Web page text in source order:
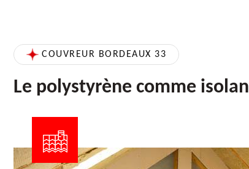
COUVREUR BORDEAUX 33
Le polystyrène comme